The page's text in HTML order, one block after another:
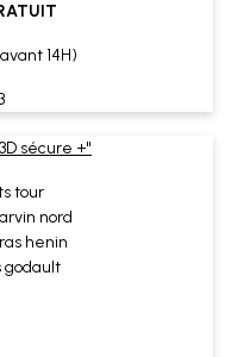
14H)
sécure +"